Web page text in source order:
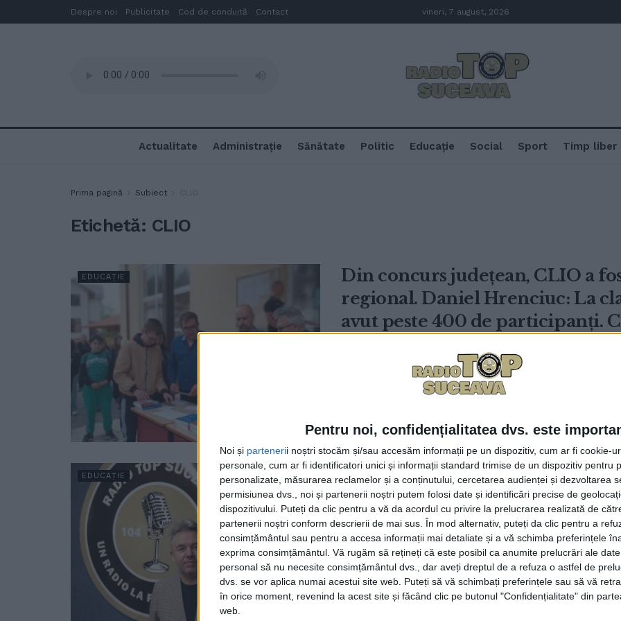
Pentru noi, confidențialitatea dvs. este
Noi și partenerii noștri stocăm și/sau accesăm informații pe un dispozitiv, cum ar fi cookie-
personale, cum ar fi identificatori unici și informații standard trimise de un dispozitiv pentru
personalizate, măsurarea reclamelor și a conținutului, cercetarea audienței și dezvoltarea
permisiunea dvs., noi și partenerii noștri putem folosi date și identificări precise de
dispozitivului. Puteți da clic pentru a vă da acordul cu privire la prelucrarea realizată de
partenerii noștri conform descrierii de mai sus. În mod alternativ, puteți da clic pentru a
consimțământul sau pentru a accesa informații mai detaliate și a vă schimba preferințele
exprima consimțământul. Vă rugăm să rețineți că este posibil ca anumite prelucrări ale
personal să nu necesite consimțământul dvs., dar aveți dreptul de a refuza o astfel de
dvs. se vor aplica numai acestui site web. Puteți să vă schimbați preferințele sau să vă
în orice moment, revenind la acest site și făcând clic pe butonul "Confidențialitate" din
web.
Despre noi Publicitate Cod de conduită Contact vineri, 7 august, 2026
Actualitate Administrație Sănătate Politic Educație Social Sport Timp liber
Prima pagină Subiect
Etichetă: CLIO
EDUCAȚIE
Din concurs județean, CLIO a
regional. Daniel Hrenciuc: La
avut peste 400 de participanți.
mituri, de legende, de războaie,
1 FEBRUARIE, 2025
Daniel Hreniuc, inspector în cadrul IȘJ Suceava, a
EDUCAȚIE
400 de elevi din județul
Istorie Clio. Lotul pentru faza
Istorie, sesiune de pregătire
Mușat”. Inspectorul Daniel
vor obține premii la olimpiadă
Pe 22 aprilie, la Colegiul Tehnic ”Petru Mușat”